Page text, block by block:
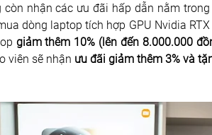
còn nhận các ưu đãi hấp dẫn nằm
dòng laptop tích hợp GPU Nvidia
giảm thêm 10% (lên đến 8.000.000
viên sẽ nhận ưu đãi giảm thêm 3% và